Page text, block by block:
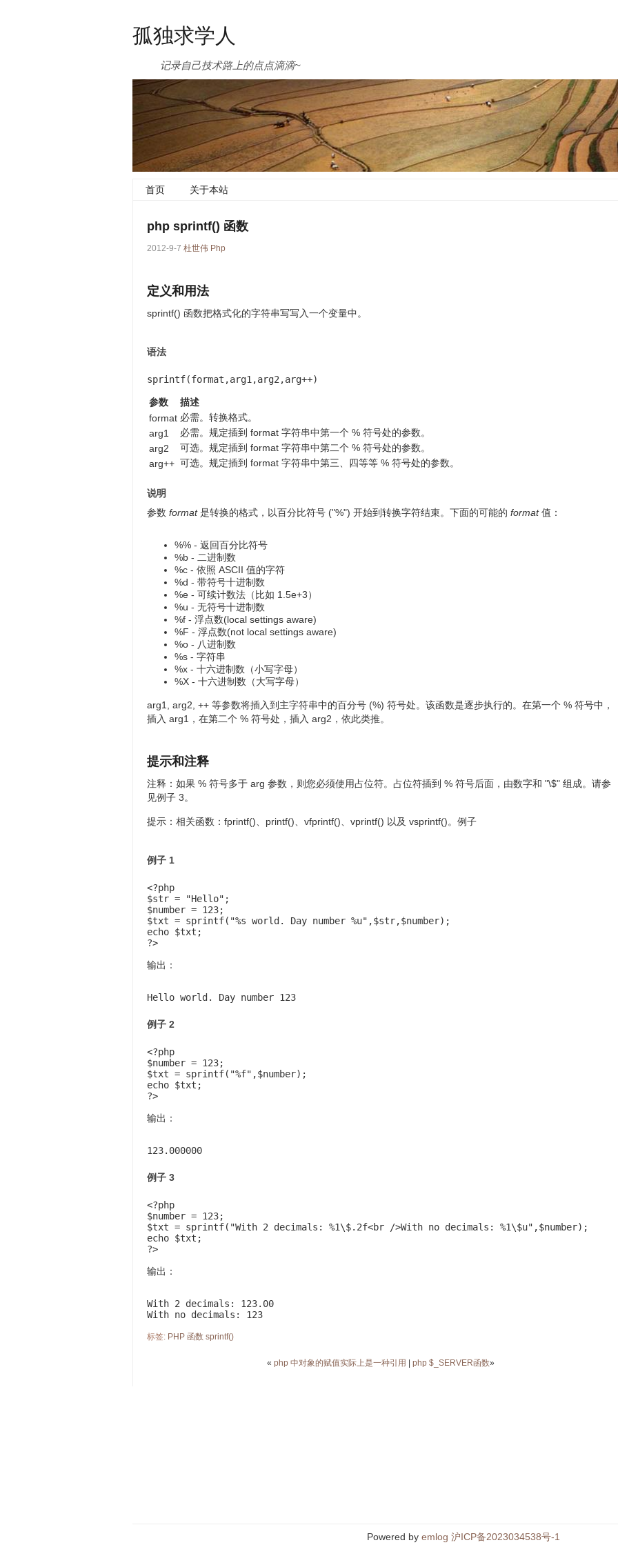
孤独求学人
记录自己技术路上的点点滴滴~
首页 关于本站
php sprintf() 函数
2012-9-7 杜世伟 Php
定义和用法
sprintf() 函数把格式化的字符串写写入一个变量中。
语法
sprintf(format,arg1,arg2,arg++)
参数
描述
format 必需。转换格式。
arg1
必需。规定插到 format 字符串中第一个 % 符号处的参数。
arg2
可选。规定插到 format 字符串中第二个 % 符号处的参数。
arg++ 可选。规定插到 format 字符串中第三、四等等 % 符号处的参数。
说明
参数 format是转换的格式，以百分比符号 ("%") 开始到转换字符结束。下面的可能的 format值：
%% - 返回百分比符号
%b - 二进制数
%c - 依照 ASCII 值的字符
%d - 带符号十进制数
%e - 可续计数法（比如 1.5e+3）
%u - 无符号十进制数
%f - 浮点数(local settings aware)
%F - 浮点数(not local settings aware)
%o - 八进制数
%s - 字符串
%x - 十六进制数（小写字母）
%X - 十六进制数（大写字母）
arg1, arg2, ++ 等参数将插入到主字符串中的百分号 (%) 符号处。该函数是逐步执行的。在第一个 % 符号中，
插入 arg1，在第二个 % 符号处，插入 arg2，依此类推。
提示和注释
注释： 如果 % 符号多于 arg 参数，则您必须使用占位符。占位符插到 % 符号后面，由数字和 "\$" 组成。请参
见例子 3。
提示： 相关函数：fprintf()、printf()、vfprintf()、vprintf() 以及 vsprintf()。例子
例子 1
<?php
$str = "Hello";
$number = 123;
$txt = sprintf("%s world. Day number %u",$str,$number) ;
echo $txt;
?>
输出：
Hello world. Day number 123
例子 2
<?php
$number = 123;
$txt = sprintf("%f",$number) ;
echo $txt;
?>
输出：
123.000000
例子 3
<?php
$number = 123;
$txt = sprintf("With 2 decimals: %1\$.2f<br />With no decimals: %1\$u",$number) ;
echo $txt;
?>
输出：
With 2 decimals: 123.00
With no decimals: 123
标签: PHP 函数 sprintf()
« php 中对象的赋值实际上是一种引用 php $_SERVER函数»
Powered by emlog 沪ICP备2023034538号-1